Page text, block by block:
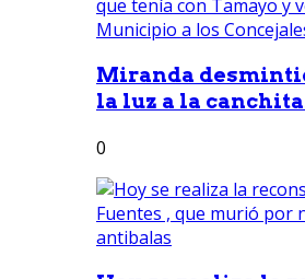
Miranda
la luz a la
0